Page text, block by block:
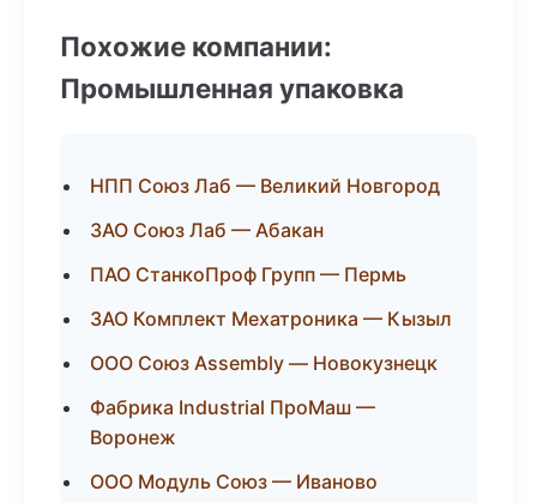
Похожие компании:
Промышленная упаковка
НПП Союз Лаб — Великий Новгород
ЗАО Союз Лаб — Абакан
ПАО СтанкоПроф Групп — Пермь
ЗАО Комплект Мехатроника — Кызыл
ООО Союз Assembly — Новокузнецк
Фабрика Industrial ПроМаш —
Воронеж
ООО Модуль Союз — Иваново